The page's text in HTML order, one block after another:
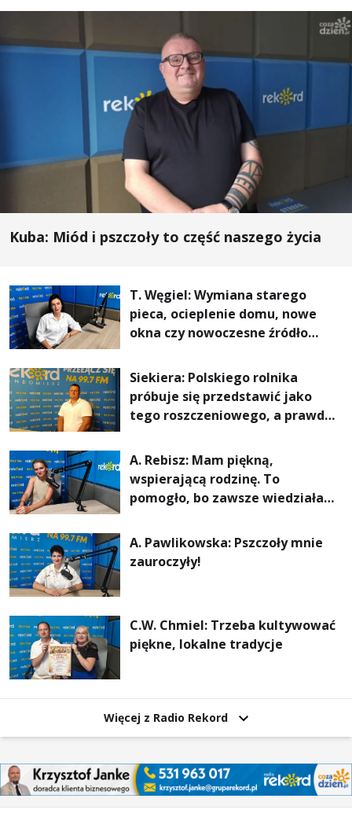
Kuba: Miód i pszczoły to część naszego życia
T. Węgiel: Wymiana starego
pieca, ocieplenie domu, nowe
okna czy nowoczesne źródło
rachunki za energię, lepszy
komfort życia i... czystsze
powietrze
Siekiera: Polskiego rolnika
próbuje się przedstawić jako
tego roszczeniowego, a prawda
A. Rebisz: Mam piękną,
wspierającą rodzinę. To
pomogło, bo zawsze wiedziałam,
najważniejsza
A. Pawlikowska: Pszczoły mnie
zauroczyły!
C.W. Chmiel: Trzeba kultywować
piękne, lokalne tradycje
Więcej z Radio Rekord